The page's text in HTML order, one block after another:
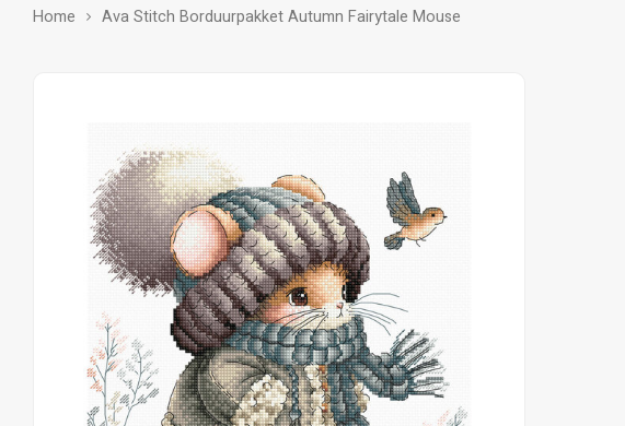
Home Ava Stitch Borduurpakket Autumn Fairytale Mouse